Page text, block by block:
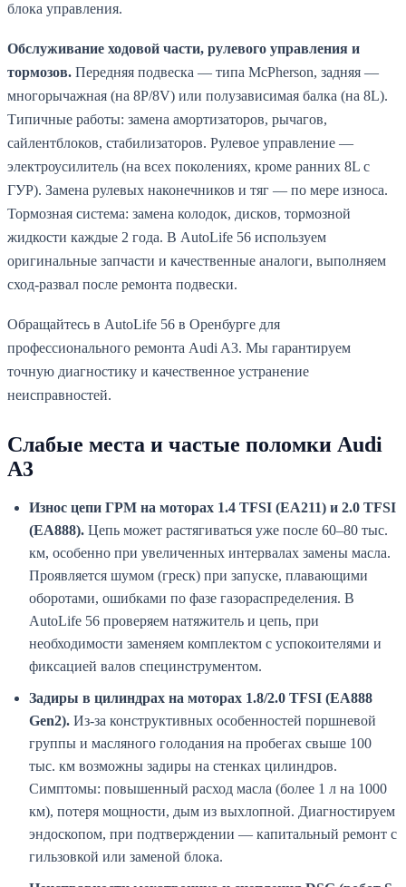
блока управления.
Обслуживание ходовой части, рулевого управления и
тормозов. Передняя подвеска — типа McPherson, задняя —
многорычажная (на 8P/8V) или полузависимая балка (на 8L).
Типичные работы: замена амортизаторов, рычагов,
сайлентблоков, стабилизаторов. Рулевое управление —
электроусилитель (на всех поколениях, кроме ранних 8L с
ГУР). Замена рулевых наконечников и тяг — по мере износа.
Тормозная система: замена колодок, дисков, тормозной
жидкости каждые 2 года. В AutoLife 56 используем
оригинальные запчасти и качественные аналоги, выполняем
сход-развал после ремонта подвески.
Обращайтесь в AutoLife 56 в Оренбурге для
профессионального ремонта Audi A3. Мы гарантируем
точную диагностику и качественное устранение
неисправностей.
Слабые места и частые поломки Audi
A3
Износ цепи ГРМ на моторах 1.4 TFSI (EA211) и 2.0 TFSI
(EA888). Цепь может растягиваться уже после 60–80 тыс.
км, особенно при увеличенных интервалах замены масла.
Проявляется шумом (греск) при запуске, плавающими
оборотами, ошибками по фазе газораспределения. В
AutoLife 56 проверяем натяжитель и цепь, при
необходимости заменяем комплектом с успокоителями и
фиксацией валов специнструментом.
Задиры в цилиндрах на моторах 1.8/2.0 TFSI (EA888
Gen2). Из-за конструктивных особенностей поршневой
группы и масляного голодания на пробегах свыше 100
тыс. км возможны задиры на стенках цилиндров.
Симптомы: повышенный расход масла (более 1 л на 1000
км), потеря мощности, дым из выхлопной. Диагностируем
эндоскопом, при подтверждении — капитальный ремонт с
гильзовкой или заменой блока.